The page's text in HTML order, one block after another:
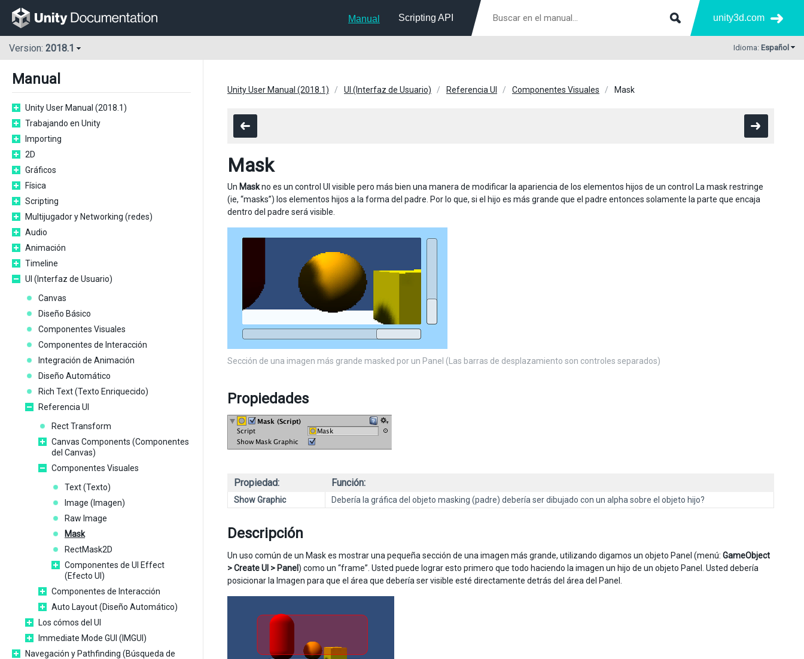
Manual Scripting API unity3d.com
Version: 2018.1 Idioma: Español
Manual
Unity User Manual (2018.1)
Trabajando en Unity
Importing
2D
Gráficos
Física
Scripting
Multijugador y Networking (redes)
Audio
Animación
Timeline
UI (Interfaz de Usuario)
Canvas
Diseño Básico
Componentes Visuales
Componentes de Interacción
Integración de Animación
Diseño Automático
Rich Text (Texto Enriquecido)
Referencia UI
Rect Transform
Canvas Components (Componentes
del Canvas)
Componentes Visuales
Text (Texto)
Image (Imagen)
Raw Image
Mask
RectMask2D
Componentes de UI Effect
(Efecto UI)
Componentes de Interacción
Auto Layout (Diseño Automático)
Los cómos del UI
Immediate Mode GUI (IMGUI)
Navegación y Pathfinding (Búsqueda de
Unity User Manual (2018.1) UI (Interfaz de Usuario) Referencia UI Componentes Visuales Mask
Mask
Un Maskno es un control UI visible pero más bien una manera de modificar la apariencia de los elementos hijos de un control La mask restringe
(ie, “masks”) los elementos hijos a la forma del padre. Por lo que, si el hijo es más grande que el padre entonces solamente la parte que encaja
dentro del padre será visible.
Sección de una imagen más grande masked por un Panel (Las barras de desplazamiento son controles separados)
Propiedades
Propiedad: Función:
Show Graphic Debería la gráfica del objeto masking (padre) debería ser dibujado con un alpha sobre el objeto hijo?
Descripción
Un uso común de un Mask es mostrar una pequeña sección de una imagen más grande, utilizando digamos un objeto Panel (menú: GameObject
> Create UI > Panel) como un “frame”. Usted puede lograr esto primero que todo haciendo la imagen un hijo de un objeto Panel. Usted debería
posicionar la Imagen para que el área que debería ser visible esté directamente detrás del área del Panel.